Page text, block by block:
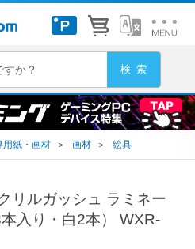
用紙・画材 ＞ 画材 ＞ 絵具
リルガッシュ ラミネー
入り・白2本） WXR-